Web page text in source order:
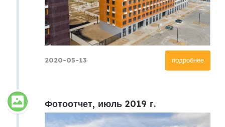
подробнее
2020-05-13
Фотоотчет, июль 2019 г.